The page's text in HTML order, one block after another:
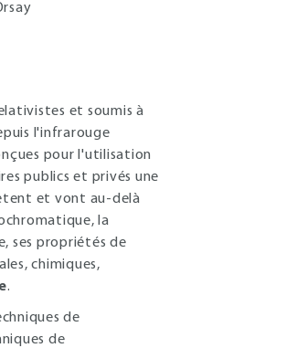
et soumis à
l'infrarouge
pour l'utilisation
publics et privés une
et vont au-delà
la
ses propriétés de
chimiques,
.
de
de